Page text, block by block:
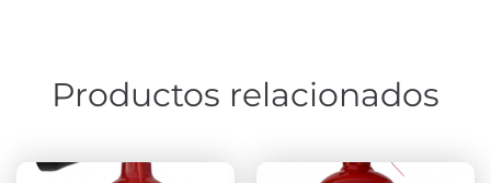
Productos relacionados